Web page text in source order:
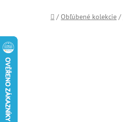
Domov
/ Obľúbené kolekcie /